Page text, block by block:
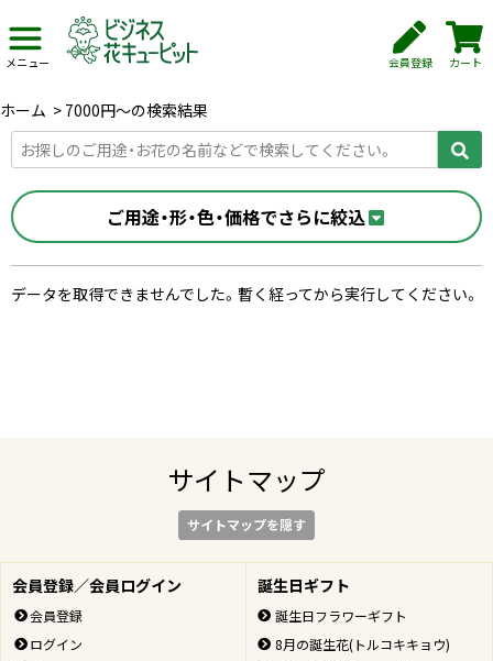
メニュー 会員登録 カート
ホーム > 7000円〜の検索結果
ご用途・形・色・価格でさらに絞込
データを取得できませんでした。暫く経ってから実行してください。
サイトマップ
サイトマップを隠す
会員登録／会員ログイン
会員登録
ログイン
誕生日ギフト
誕生日フラワーギフト
8月の誕生花(トルコキキョウ)